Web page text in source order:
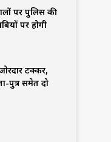
पर पुलिस की
पर होगी
टक्कर,
पुत्र समेत दो